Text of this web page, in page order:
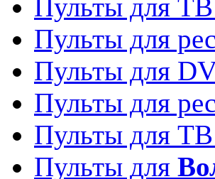
Пульты для ТВ
Пульты для
Пульты для
Пульты для
Пульты для ТВ
Пульты для